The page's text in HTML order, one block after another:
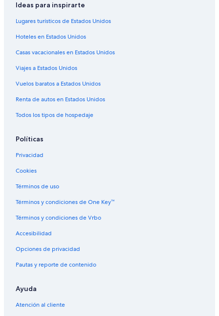
Ideas para inspirarte
Lugares turísticos de Estados Unidos
Hoteles en Estados Unidos
Casas vacacionales en Estados Unidos
Viajes a Estados Unidos
Vuelos baratos a Estados Unidos
Renta de autos en Estados Unidos
Todos los tipos de hospedaje
Políticas
Privacidad
Cookies
Términos de uso
Términos y condiciones de One Key™
Términos y condiciones de Vrbo
Accesibilidad
Opciones de privacidad
Pautas y reporte de contenido
Ayuda
Atención al cliente